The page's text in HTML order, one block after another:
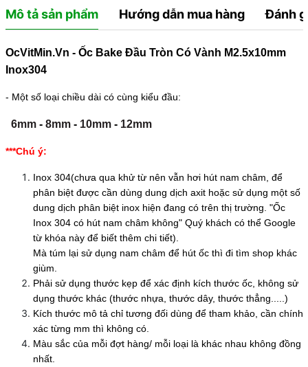
Mô tả sản phẩm Hướng dẫn mua hàng Đánh
OcVitMin.Vn - Ốc Bake Đầu Tròn Có Vành M2.5x10mm
Inox304
- Một số loại chiều dài có cùng kiểu đầu:
6mm- 8mm- 10mm- 12mm
***Chú ý:
Inox 304(chưa qua khử từ nên vẫn hơi hút nam châm, để
phân biệt được cần dùng dung dịch axit hoặc sử dụng một số
dung dịch phân biệt inox hiện đang có trên thị trường. "Ốc
Inox 304 có hút nam châm không" Quý khách có thể Google
từ khóa này để biết thêm chi tiết).
Mà túm lại sử dụng nam châm để hút ốc thì đi tìm shop khác
giùm.
Phải sử dụng thước kẹp để xác định kích thước ốc, không sử
dụng thước khác (thước nhựa, thước dây, thước thẳng.....)
Kích thước mô tả chỉ tương đối dùng để tham khảo, cần chính
xác từng mm thì không có.
Màu sắc của mỗi đợt hàng/ mỗi loại là khác nhau không đồng
nhất.